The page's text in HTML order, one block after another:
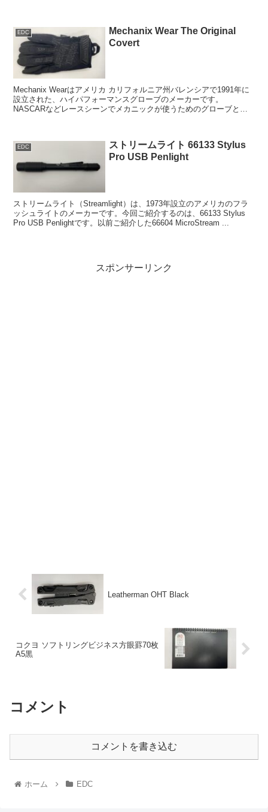
EDC
Mechanix Wear The Original
Covert
Mechanix Wearはアメリカ カリフォルニア州バレンシアで1991年に
設立された、ハイパフォーマンスグローブのメーカーです。
NASCARなどレースシーンでメカニックが使うためのグローブとし
EDC
ストリームライト 66133 Stylus
Pro USB Penlight
ストリームライト（Streamlight）は、1973年設立のアメリカのフラ
ッシュライトのメーカーです。今回ご紹介するのは、66133 Stylus
Pro USB Penlightです。以前ご紹介した66604 MicroStream ...
スポンサーリンク
Leatherman OHT Black
コクヨ ソフトリングビジネス方眼罫70枚
A5黒
コメント
コメントを書き込む
ホーム EDC